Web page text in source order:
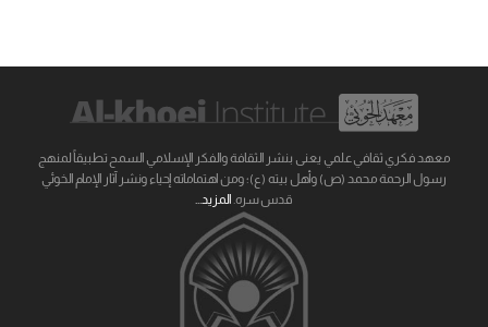
معهد فكري ثقافي علمي يعنى بنشر الثقافة والفكر الإسلامي السمح تطبيقاً لمنهج
رسول الرحمة محمد (ص) وأهل بيته (ع)؛ ومن اهتماماته إحياء ونشر آثار الإمام الخوئي
قدس سره. المزيد...